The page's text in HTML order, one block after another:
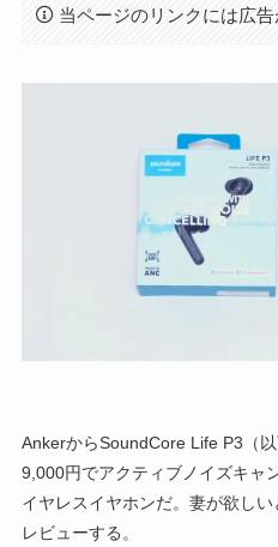
当ページのリンクには広告
AnkerからSoundCore Life P3（
9,000円でアクティブノイズキャ
イヤレスイヤホンだ。妻が欲し
レビューする。